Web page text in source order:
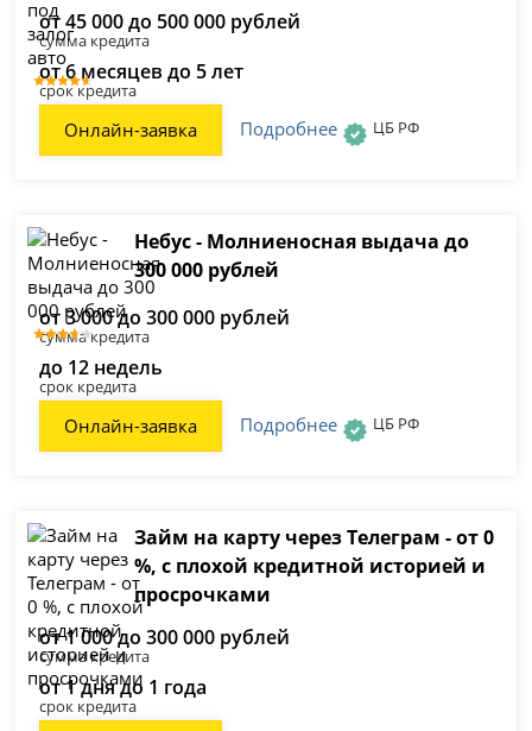
от 45 000 до 500 000 рублей
сумма кредита
от 6 месяцев до 5 лет
срок кредита
Онлайн-заявка Подробнее ЦБ РФ
Небус - Молниеносная выдача до
300 000 рублей
от 3 000 до 300 000 рублей
сумма кредита
до 12 недель
срок кредита
Онлайн-заявка Подробнее ЦБ РФ
Займ на карту через Телеграм - от 0
%, с плохой кредитной историей и
просрочками
от 1 000 до 300 000 рублей
сумма кредита
от 1 дня до 1 года
срок кредита